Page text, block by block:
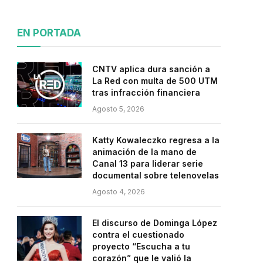
EN PORTADA
CNTV aplica dura sanción a
La Red con multa de 500 UTM
tras infracción financiera
Agosto 5, 2026
Katty Kowaleczko regresa a la
animación de la mano de
Canal 13 para liderar serie
documental sobre telenovelas
Agosto 4, 2026
El discurso de Dominga López
contra el cuestionado
proyecto “Escucha a tu
corazón” que le valió la